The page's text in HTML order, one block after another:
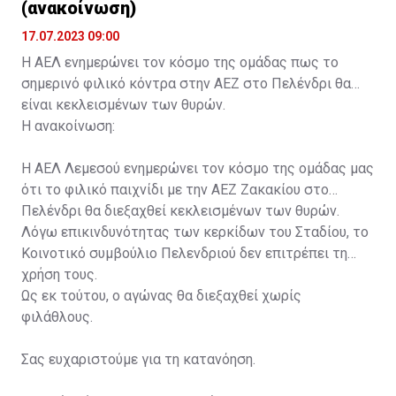
(ανακοίνωση)
17.07.2023 09:00
Η ΑΕΛ ενημερώνει τον κόσμο της ομάδας πως το
σημερινό φιλικό κόντρα στην ΑΕΖ στο Πελένδρι θα
είναι κεκλεισμένων των θυρών.
Η ανακοίνωση:
Η ΑΕΛ Λεμεσού ενημερώνει τον κόσμο της ομάδας μας
ότι το φιλικό παιχνίδι με την ΑΕΖ Ζακακίου στο
Πελένδρι θα διεξαχθεί κεκλεισμένων των θυρών.
Λόγω επικινδυνότητας των κερκίδων του Σταδίου, το
Κοινοτικό συμβούλιο Πελενδριού δεν επιτρέπει τη
χρήση τους.
Ως εκ τούτου, ο αγώνας θα διεξαχθεί χωρίς
φιλάθλους.
Σας ευχαριστούμε για τη κατανόηση.